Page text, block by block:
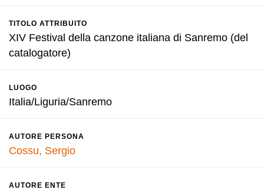
TITOLO ATTRIBUITO
XIV Festival della canzone italiana di Sanremo (del
catalogatore)
LUOGO
Italia/Liguria/Sanremo
AUTORE PERSONA
Cossu, Sergio
AUTORE ENTE